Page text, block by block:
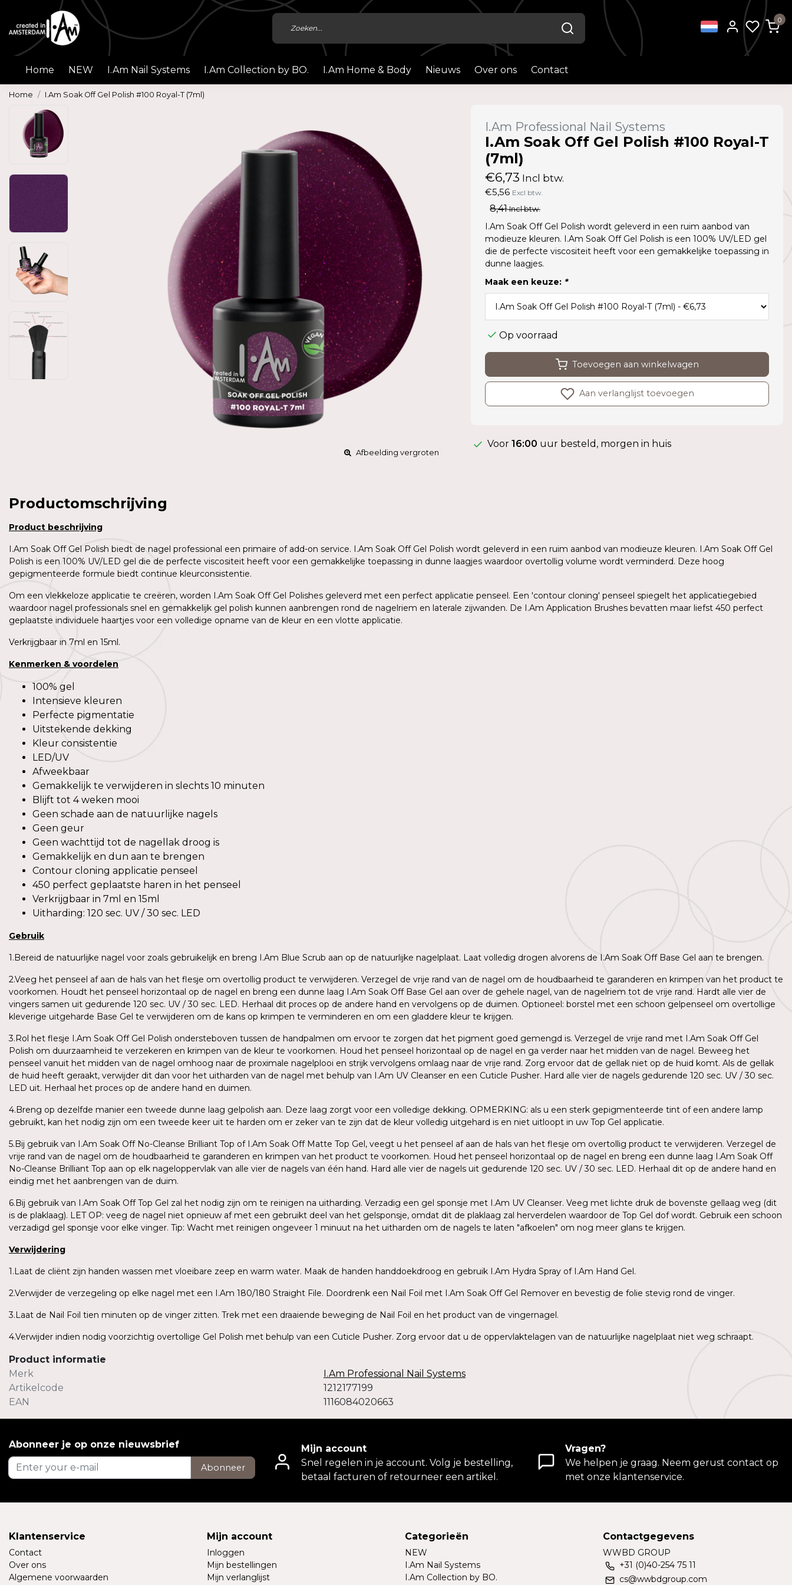
0
Home NEW I.Am Nail Systems I.Am Collection by BO. I.Am Home & Body Nieuws Over ons Contact
Home I.Am Soak Off Gel Polish #100 Royal-T (7ml)
Afbeelding vergroten
I.Am Professional Nail Systems
I.Am Soak Off Gel Polish #100 Royal-T
(7ml)
€6,73 Incl btw.
€5,56 Excl btw.
8,41Incl btw.
I.Am Soak Off Gel Polish wordt geleverd in een ruim aanbod van
modieuze kleuren. I.Am Soak Off Gel Polish is een 100% UV/LED gel
die de perfecte viscositeit heeft voor een gemakkelijke toepassing in
dunne laagjes.
Maak een keuze: *
Op voorraad
Toevoegen aan winkelwagen
Aan verlanglijst toevoegen
Voor 16:00 uur besteld, morgen in huis
Productomschrijving
Product beschrijving
I.Am Soak Off Gel Polish biedt de nagel professional een primaire of add-on service. I.Am Soak Off Gel Polish wordt geleverd in een ruim aanbod van modieuze kleuren. I.Am Soak Off Gel
Polish is een 100% UV/LED gel die de perfecte viscositeit heeft voor een gemakkelijke toepassing in dunne laagjes waardoor overtollig volume wordt verminderd. Deze hoog
gepigmenteerde formule biedt continue kleurconsistentie.
Om een vlekkeloze applicatie te creëren, worden I.Am Soak Off Gel Polishes geleverd met een perfect applicatie penseel. Een 'contour cloning' penseel spiegelt het applicatiegebied
waardoor nagel professionals snel en gemakkelijk gel polish kunnen aanbrengen rond de nagelriem en laterale zijwanden. De I.Am Application Brushes bevatten maar liefst 450 perfect
geplaatste individuele haartjes voor een volledige opname van de kleur en een vlotte applicatie.
Verkrijgbaar in 7ml en 15ml.
Kenmerken & voordelen
100% gel
Intensieve kleuren
Perfecte pigmentatie
Uitstekende dekking
Kleur consistentie
LED/UV
Afweekbaar
Gemakkelijk te verwijderen in slechts 10 minuten
Blijft tot 4 weken mooi
Geen schade aan de natuurlijke nagels
Geen geur
Geen wachttijd tot de nagellak droog is
Gemakkelijk en dun aan te brengen
Contour cloning applicatie penseel
450 perfect geplaatste haren in het penseel
Verkrijgbaar in 7ml en 15ml
Uitharding: 120 sec. UV / 30 sec. LED
Gebruik
1.Bereid de natuurlijke nagel voor zoals gebruikelijk en breng I.Am Blue Scrub aan op de natuurlijke nagelplaat. Laat volledig drogen alvorens de I.Am Soak Off Base Gel aan te brengen.
2.Veeg het penseel af aan de hals van het flesje om overtollig product te verwijderen. Verzegel de vrije rand van de nagel om de houdbaarheid te garanderen en krimpen van het product te
voorkomen. Houdt het penseel horizontaal op de nagel en breng een dunne laag I.Am Soak Off Base Gel aan over de gehele nagel, van de nagelriem tot de vrije rand. Hardt alle vier de
vingers samen uit gedurende 120 sec. UV / 30 sec. LED. Herhaal dit proces op de andere hand en vervolgens op de duimen. Optioneel: borstel met een schoon gelpenseel om overtollige
kleverige uitgeharde Base Gel te verwijderen om de kans op krimpen te verminderen en om een gladdere kleur te krijgen.
3.Rol het flesje I.Am Soak Off Gel Polish ondersteboven tussen de handpalmen om ervoor te zorgen dat het pigment goed gemengd is. Verzegel de vrije rand met I.Am Soak Off Gel
Polish om duurzaamheid te verzekeren en krimpen van de kleur te voorkomen. Houd het penseel horizontaal op de nagel en ga verder naar het midden van de nagel. Beweeg het
penseel vanuit het midden van de nagel omhoog naar de proximale nagelplooi en strijk vervolgens omlaag naar de vrije rand. Zorg ervoor dat de gellak niet op de huid komt. Als de gellak
de huid heeft geraakt, verwijder dit dan voor het uitharden van de nagel met behulp van I.Am UV Cleanser en een Cuticle Pusher. Hard alle vier de nagels gedurende 120 sec. UV / 30 sec.
LED uit. Herhaal het proces op de andere hand en duimen.
4.Breng op dezelfde manier een tweede dunne laag gelpolish aan. Deze laag zorgt voor een volledige dekking. OPMERKING: als u een sterk gepigmenteerde tint of een andere lamp
gebruikt, kan het nodig zijn om een tweede keer uit te harden om er zeker van te zijn dat de kleur volledig uitgehard is en niet uitloopt in uw Top Gel applicatie.
5.Bij gebruik van I.Am Soak Off No-Cleanse Brilliant Top of I.Am Soak Off Matte Top Gel, veegt u het penseel af aan de hals van het flesje om overtollig product te verwijderen. Verzegel de
vrije rand van de nagel om de houdbaarheid te garanderen en krimpen van het product te voorkomen. Houd het penseel horizontaal op de nagel en breng een dunne laag I.Am Soak Off
No-Cleanse Brilliant Top aan op elk nageloppervlak van alle vier de nagels van één hand. Hard alle vier de nagels uit gedurende 120 sec. UV / 30 sec. LED. Herhaal dit op de andere hand en
eindig met het aanbrengen van de duim.
6.Bij gebruik van I.Am Soak Off Top Gel zal het nodig zijn om te reinigen na uitharding. Verzadig een gel sponsje met I.Am UV Cleanser. Veeg met lichte druk de bovenste gellaag weg (dit
is de plaklaag). LET OP: veeg de nagel niet opnieuw af met een gebruikt deel van het gelsponsje, omdat dit de plaklaag zal herverdelen waardoor de Top Gel dof wordt. Gebruik een schoon
verzadigd gel sponsje voor elke vinger. Tip: Wacht met reinigen ongeveer 1 minuut na het uitharden om de nagels te laten "afkoelen" om nog meer glans te krijgen.
Verwijdering
1.Laat de cliënt zijn handen wassen met vloeibare zeep en warm water. Maak de handen handdoekdroog en gebruik I.Am Hydra Spray of I.Am Hand Gel.
2.Verwijder de verzegeling op elke nagel met een I.Am 180/180 Straight File. Doordrenk een Nail Foil met I.Am Soak Off Gel Remover en bevestig de folie stevig rond de vinger.
3.Laat de Nail Foil tien minuten op de vinger zitten. Trek met een draaiende beweging de Nail Foil en het product van de vingernagel.
4.Verwijder indien nodig voorzichtig overtollige Gel Polish met behulp van een Cuticle Pusher. Zorg ervoor dat u de oppervlaktelagen van de natuurlijke nagelplaat niet weg schraapt.
Product informatie
Merk
I.Am Professional Nail Systems
Artikelcode
1212177199
EAN
1116084020663
Abonneer je op onze nieuwsbrief
Abonneer
Mijn account
Snel regelen in je account. Volg je bestelling,
betaal facturen of retourneer een artikel.
Vragen?
We helpen je graag. Neem gerust contact op
met onze klantenservice.
Klantenservice
Contact
Over ons
Algemene voorwaarden
Mijn account
Inloggen
Mijn bestellingen
Mijn verlanglijst
Categorieën
NEW
I.Am Nail Systems
I.Am Collection by BO.
Contactgegevens
WWBD GROUP
+31 (0)40-254 75 11
cs@wwbdgroup.com